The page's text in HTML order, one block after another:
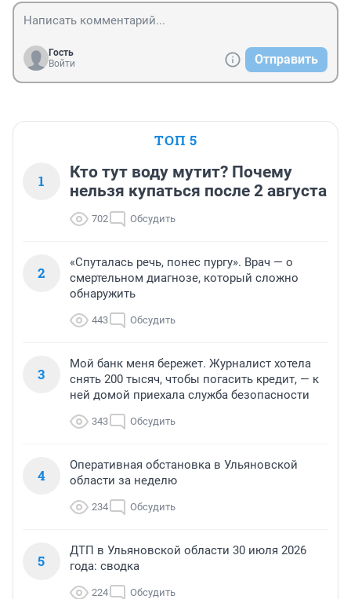
Гость
Войти
Отправить
ТОП 5
1
Кто тут воду мутит? Почему
нельзя купаться после 2 августа
702 Обсудить
2
«Спуталась речь, понес пургу». Врач — о
смертельном диагнозе, который сложно
обнаружить
443 Обсудить
3
Мой банк меня бережет. Журналист хотела
снять 200 тысяч, чтобы погасить кредит, — к
ней домой приехала служба безопасности
343 Обсудить
4
Оперативная обстановка в Ульяновской
области за неделю
234 Обсудить
5
ДТП в Ульяновской области 30 июля 2026
года: сводка
224 Обсудить